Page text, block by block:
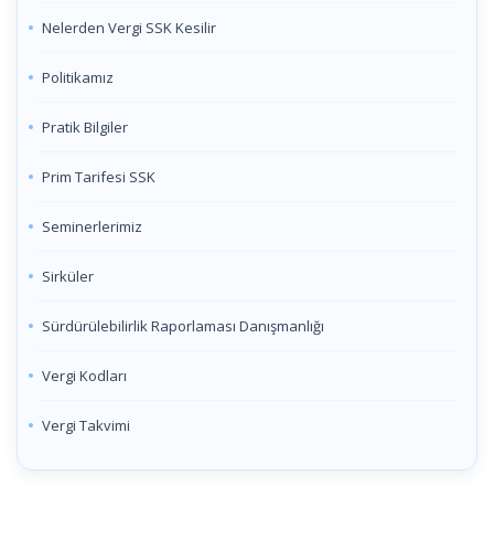
Nelerden Vergi SSK Kesilir
Politikamız
Pratik Bilgiler
Prim Tarifesi SSK
Seminerlerimiz
Sirküler
Sürdürülebilirlik Raporlaması Danışmanlığı
Vergi Kodları
Vergi Takvimi